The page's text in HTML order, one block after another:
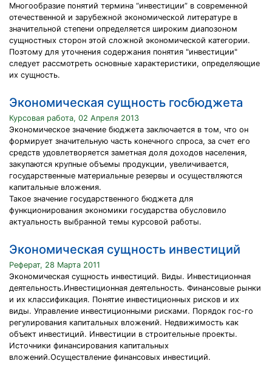
Многообразие понятий термина “инвестиции” в современной
отечественной и зарубежной экономической литературе в
значительной степени определяется широким диапозоном
сущностных сторон этой сложной экономической категории.
Поэтому для уточнения содержания понятия "инвестиции"
следует рассмотреть основные характеристики, определяющие
их сущность.
Экономическая сущность госбюджета
Курсовая работа, 02 Апреля 2013
Экономическое значение бюджета заключается в том, что он
формирует значительную часть конечного спроса, за счет его
средств удовлетворяется заметная доля доходов населения,
закупаются крупные объемы продукции, увеличивается,
государственные материальные резервы и осуществляются
капитальные вложения.
Такое значение государственного бюджета для
функционирования экономики государства обусловило
актуальность выбранной темы курсовой работы.
Экономическая сущность инвестиций
Реферат, 28 Марта 2011
Экономическая сущность инвестиций. Виды. Инвестиционная
деятельность.Инвестиционная деятельность. Финансовые рынки
и их классификация. Понятие инвестиционных рисков и их
виды. Управление инвестиционными рисками. Порядок гос-го
регулирования капитальных вложений. Недвижимость как
объект инвестиций. Инвестиции в строительные проекты.
Источники финансирования капитальных
вложений.Осуществление финансовых инвестиций.